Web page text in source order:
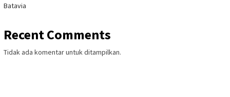
Batavia
Recent Comments
Tidak ada komentar untuk ditampilkan.